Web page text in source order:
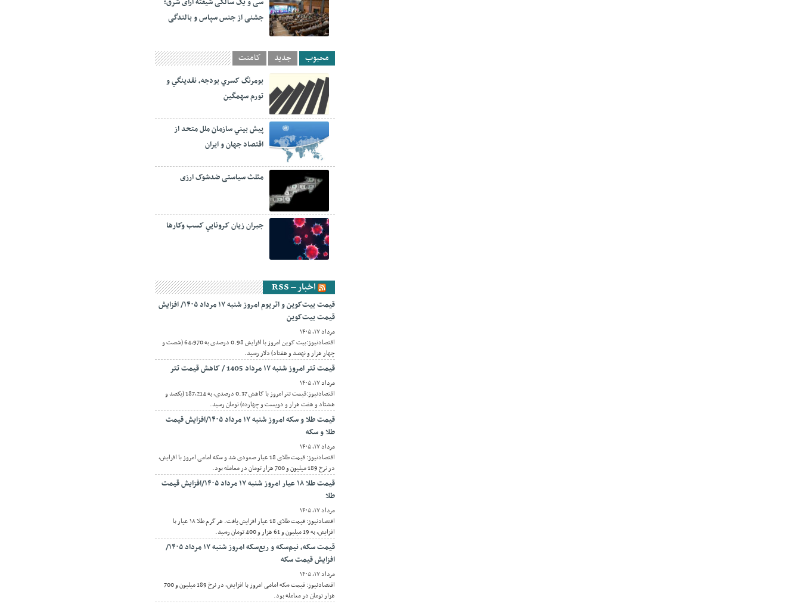
جشنی از جنس سپاس و بالندگی
محبوب جدید کامنت
بومرنگ کسري بودجه، نقدينگي و
تورم سهمگين
پيش‏ بيني سازمان ملل متحد از
اقتصاد جهان و ايران
مثلث سیاستی ضدشوک ارزی
جبران زيان کرونايي کسب وکارها
اخبار – RSS
قیمت بیت‌کوین و اتریوم امروز شنبه ۱۷ مرداد ۱۴۰۵/ افزایش
قیمت بیت‌کوین
مرداد ۱۷, ۱۴۰۵
اقتصادنیوز:بیت کوین امروز با افزایش 0.98 درصدی به 64,970 (شصت و
چهار هزار و نهصد و هفتاد) دلار رسید.
قیمت تتر امروز شنبه ۱۷ مرداد 1405 / کاهش قیمت تتر
مرداد ۱۷, ۱۴۰۵
اقتصادنیوز:قیمت تتر امروز با کاهش 0.37 درصدی، به 187,214 (یکصد و
هشتاد و هفت هزار و دویست و چهارده) تومان رسید.
قیمت طلا و سکه امروز شنبه ۱۷ مرداد ۱۴۰۵/افزایش قیمت
طلا و سکه
مرداد ۱۷, ۱۴۰۵
اقتصادنیوز: قیمت طلای 18 عیار صعودی شد و سکه امامی امروز با افزایش،
در نرخ 189 میلیون و 700 هزار تومان در معامله بود.
قیمت طلا ۱۸ عیار امروز شنبه ۱۷ مرداد ۱۴۰۵/افزایش قیمت
طلا
مرداد ۱۷, ۱۴۰۵
اقتصادنیوز: قیمت طلای 18 عیار افزایش یافت. هر گرم طلا ۱۸ عیار با
افزایش، به 19 میلیون و 61 هزار و 400 تومان رسید.
قیمت سکه، نیم‌سکه و ربع‌سکه امروز شنبه ۱۷ مرداد ۱۴۰۵/
افزایش قیمت سکه
مرداد ۱۷, ۱۴۰۵
اقتصادنیوز: قیمت سکه امامی امروز با افزایش، در نرخ 189 میلیون و 700
هزار تومان در معامله بود.